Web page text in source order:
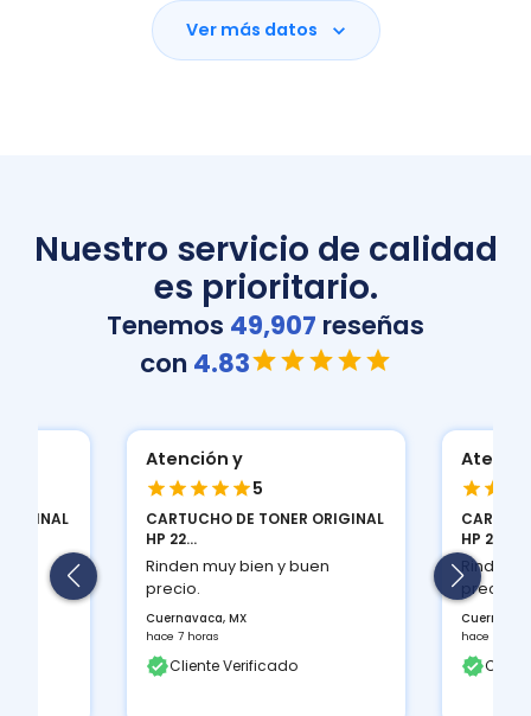
Ver más datos
Nuestro servicio de calidad
es prioritario.
Tenemos 49,907 reseñas
con 4.83
Atención y
5
CARTUCHO DE TONER ORIGINAL
HP 22...
Rinden muy bien y buen
precio.
Cuernavaca, MX
hace 7 horas
Cliente Verificado
HP 22...
Rinden
precio.
hace 7